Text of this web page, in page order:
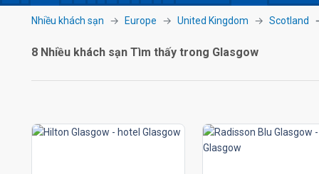
Nhiều khách sạn Europe United Kingdom Scotland
8 Nhiều khách sạn Tìm thấy trong Glasgow